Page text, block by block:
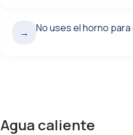
→ No uses el horno
Agua caliente